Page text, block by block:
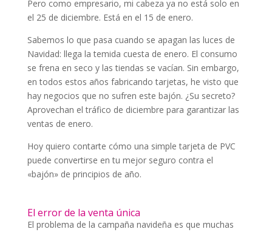
Pero como empresario, mi cabeza ya no está solo en
el 25 de diciembre. Está en el 15 de enero.
Sabemos lo que pasa cuando se apagan las luces de
Navidad: llega la temida cuesta de enero. El consumo
se frena en seco y las tiendas se vacían. Sin embargo,
en todos estos años fabricando tarjetas, he visto que
hay negocios que no sufren este bajón. ¿Su secreto?
Aprovechan el tráfico de diciembre para garantizar las
ventas de enero.
Hoy quiero contarte cómo una simple tarjeta de PVC
puede convertirse en tu mejor seguro contra el
«bajón» de principios de año.
El error de la venta única
El problema de la campaña navideña es que muchas